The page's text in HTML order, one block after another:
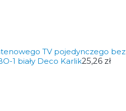
TV pojedynczego bez
1 biały Deco Karlik25,26 zł